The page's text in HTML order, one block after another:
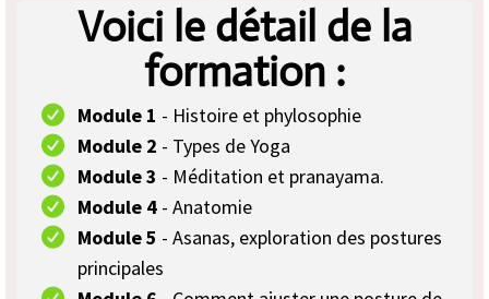
Voici le détail de la
formation :
Module 1 - Histoire et phylosophie
Module 2 - Types de Yoga
Module 3 - Méditation et pranayama.
Module 4 - Anatomie
Module 5 - Asanas, exploration des postures
principales